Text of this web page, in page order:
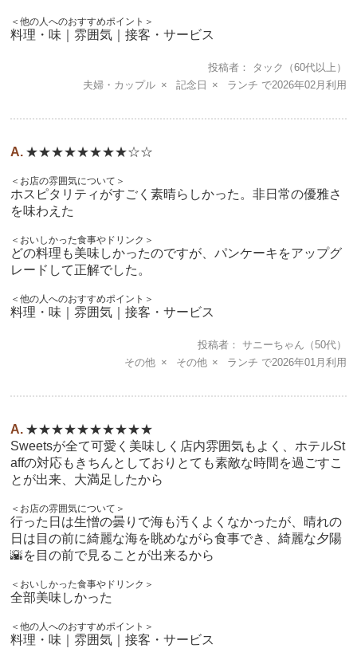
＜他の人へのおすすめポイント＞
料理・味｜雰囲気｜接客・サービス
投稿者 タック
（60代以上）
夫婦・カップル
記念日 ランチ 2026年02月
★★★★★★★★☆☆
＜お店の雰囲気について＞
ホスピタリティがすごく素晴らしかった。非日常の優雅さ
を味わえた
＜おいしかった食事やドリンク＞
どの料理も美味しかったのですが、パンケーキをアップグ
レードして正解でした。
＜他の人へのおすすめポイント＞
料理・味｜雰囲気｜接客・サービス
投稿者 サニーちゃん （50代）
その他
その他 ランチ 2026年01月
★★★★★★★★★★
Sweetsが全て可愛く美味しく店内雰囲気もよく、ホテルSt
affの対応もきちんとしておりとても素敵な時間を過ごすこ
とが出来、大満足したから
＜お店の雰囲気について＞
行った日は生憎の曇りで海も汚くよくなかったが、晴れの
日は目の前に綺麗な海を眺めながら食事でき、綺麗な夕陽
🌇を目の前で見ることが出来るから
＜おいしかった食事やドリンク＞
全部美味しかった
＜他の人へのおすすめポイント＞
料理・味｜雰囲気｜接客・サービス